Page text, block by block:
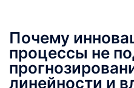
Почему
процессы не
линейности и